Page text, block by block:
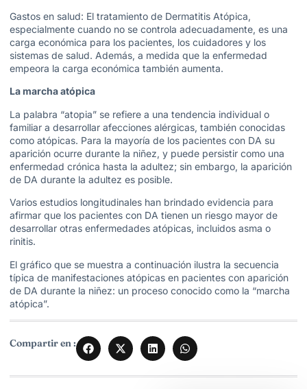
Gastos en salud: El tratamiento de Dermatitis Atópica,
especialmente cuando no se controla adecuadamente, es una
carga económica para los pacientes, los cuidadores y los
sistemas de salud. Además, a medida que la enfermedad
empeora la carga económica también aumenta.
La marcha atópica
La palabra “atopia” se refiere a una tendencia individual o
familiar a desarrollar afecciones alérgicas, también conocidas
como atópicas. Para la mayoría de los pacientes con DA su
aparición ocurre durante la niñez, y puede persistir como una
enfermedad crónica hasta la adultez; sin embargo, la aparición
de DA durante la adultez es posible.
Varios estudios longitudinales han brindado evidencia para
afirmar que los pacientes con DA tienen un riesgo mayor de
desarrollar otras enfermedades atópicas, incluidos asma o
rinitis.
El gráfico que se muestra a continuación ilustra la secuencia
típica de manifestaciones atópicas en pacientes con aparición
de DA durante la niñez: un proceso conocido como la “marcha
atópica”.
Compartir en :